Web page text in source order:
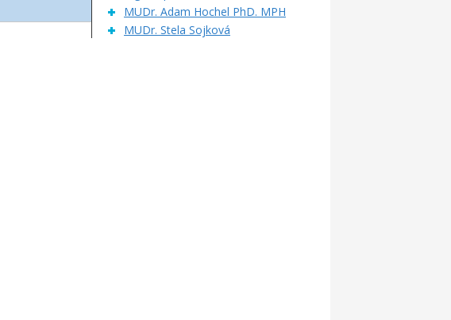
MUDr. Adam Hochel PhD. MPH
MUDr. Stela Sojková